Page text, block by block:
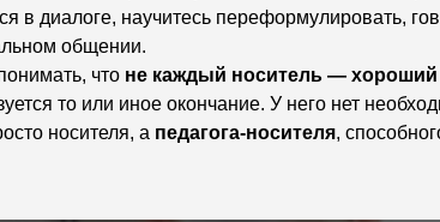
в диалоге, научитесь переформулировать,
общении.
что не каждый носитель — хороший
то или иное окончание. У него нет
носителя, а педагога-носителя,